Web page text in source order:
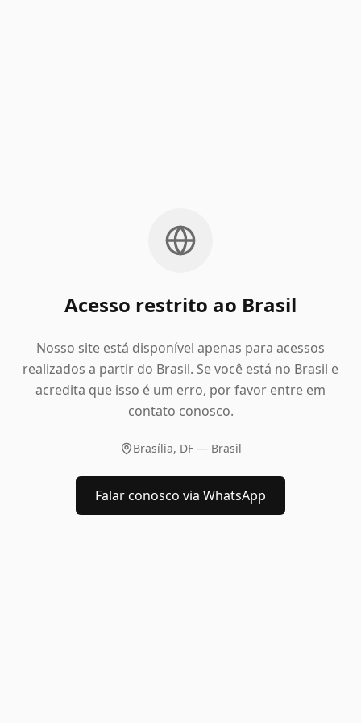
Acesso restrito ao Brasil
Nosso site está disponível apenas para acessos
realizados a partir do Brasil. Se você está no Brasil e
acredita que isso é um erro, por favor entre em
contato conosco.
Brasília, DF — Brasil
Falar conosco via WhatsApp